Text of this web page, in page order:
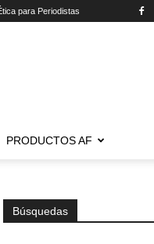
para Periodistas
PRODUCTOS AF
Búsquedas